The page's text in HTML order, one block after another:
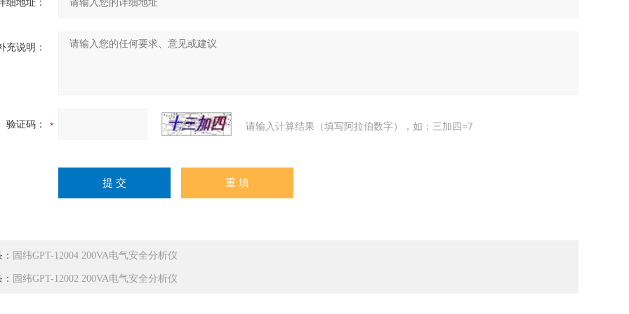
充说明：
验证码： 请输入计算结果（填写阿拉伯数字），如：三加四=7
固纬GPT-12004 200VA电气安全分析仪
固纬GPT-12002 200VA电气安全分析仪